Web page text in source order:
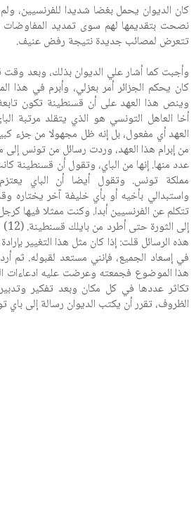
كان الديوان يحمل بغضا شديدا للفرنسيين،
نصحت بتقديمها لهم سوى تمديد المفاوضات
تتعرض لمصائب جديدة نتيجة رفض عنيف.
وأجبت كما أشار علي الديوان بذلك، وبعد
كان يحكم الجزائر أمر بعزلي، وأبرم في
وينص هذا العهد على أن قسنطينة تكون
العهد أي مفعول، بل إنه ظل مجهولا من جزء
من إبرام هذا العهد، وردت رسائل من تونس
عدد منها. إنها من الباي، وتقول أن قسنطينة
مملكة تونس. وتقول أيضا أن الباي
واستبدالي بأخيه أو بأي خليفة آخر يختاره
تتكلم عن الفرنسيين أبدا. وكنت ممثلا فيها
هذه الرسائل قلت: إذا كان مثل هذا التغيير
في إسعاد الجميع، فإنني مستعد لقبوله. ثم
هذا الموضوع فجمعته وعرضت عليه ادعاءات
تكاثر عددها في كل مكان وبعد تفكير
الظروف، تقرر أن يكتب الديوان رسالة إلى باي